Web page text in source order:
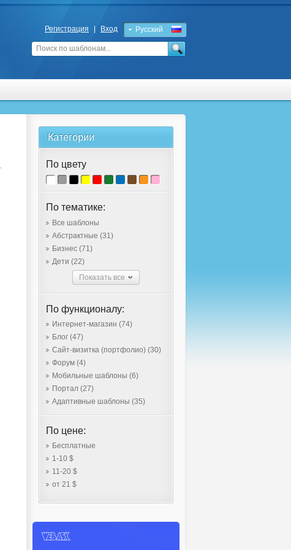
Русский
English
Регистрация Вход
Категории
По цвету
По тематике:
Все шаблоны
Абстрактные (31)
Бизнес (71)
Дети (22)
Показать все
По функционалу:
Интернет-магазин (74)
Блог (47)
Сайт-визитка (портфолио) (30)
Форум (4)
Мобильные шаблоны (6)
Портал (27)
Адаптивные шаблоны (35)
По цене:
Бесплатные
1-10 $
11-20 $
от 21 $